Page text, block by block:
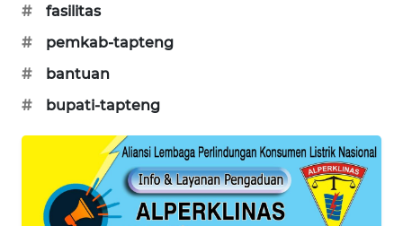
#
fasilitas
#
pemkab-tapteng
#
bantuan
#
bupati-tapteng
Wahana
Network
KONSUMEN
LISTRIK
MASYARAKAT
KELISTRIKAN
WALINKI